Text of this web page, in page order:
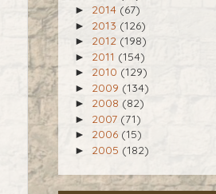
► 2014 (67)
► 2013 (126)
► 2012 (198)
► 2011 (154)
► 2010 (129)
► 2009 (134)
► 2008 (82)
► 2007 (71)
► 2006 (15)
► 2005 (182)